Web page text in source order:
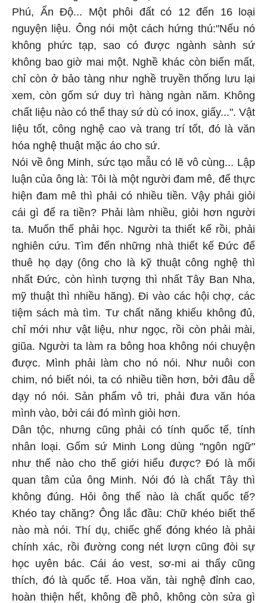
Phú, Ấn Độ... Một phôi đất có 12 đến 16 loại
nguyện liệu. Ông nói một cách hứng thú:"Nếu nó
không phức tạp, sao có được ngành sành sứ
không bao giờ mai một. Nghề khác còn biến mất,
chỉ còn ở bảo tàng như nghề truyền thống lưu lại
xem, còn gốm sứ duy trì hàng ngàn năm. Không
chất liệu nào có thể thay sứ dù có inox, giấy...". Vật
liệu tốt, công nghệ cao và trang trí tốt, đó là văn
hóa nghệ thuật mặc áo cho sứ.
Nói về ông Minh, sức tạo mẫu có lẽ vô cùng... Lập
luận của ông là: Tôi là một người đam mê, để thực
hiện đam mê thì phải có nhiều tiền. Vậy phải giỏi
cái gì để ra tiền? Phải làm nhiều, giỏi hơn người
ta. Muốn thế phải học. Người ta thiết kế rồi, phải
nghiên cứu. Tìm đến những nhà thiết kế Đức để
thuê họ dạy (ông cho là kỹ thuật công nghệ thì
nhất Đức, còn hình tượng thì nhất Tây Ban Nha,
mỹ thuật thì nhiều hãng). Đi vào các hội chợ, các
tiệm sách mà tìm. Tư chất năng khiếu không đủ,
chỉ mới như vật liệu, như ngọc, rồi còn phải mài,
giũa. Người ta làm ra bông hoa không nói chuyện
được. Mình phải làm cho nó nói. Như nuôi con
chim, nó biết nói, ta có nhiều tiền hơn, bởi đâu dễ
dạy nó nói. Sản phẩm vô tri, phải đưa văn hóa
mình vào, bởi cái đó mình giỏi hơn.
Dân tộc, nhưng cũng phải có tính quốc tế, tính
nhân loại. Gốm sứ Minh Long dùng "ngôn ngữ"
như thế nào cho thế giới hiểu được? Đó là mối
quan tâm của ông Minh. Nói đó là chất Tây thì
không đúng. Hỏi ông thế nào là chất quốc tế?
Khéo tay chăng? Ông lắc đầu: Chữ khéo biết thế
nào mà nói. Thí dụ, chiếc ghế đóng khéo là phải
chính xác, rồi đường cong nét lượn cũng đòi sự
học uyên bác. Cái áo vest, sơ-mi ai thấy cũng
thích, đó là quốc tế. Hoa văn, tài nghệ đỉnh cao,
hoàn thiện hết, không đề phô, không còn sửa gì